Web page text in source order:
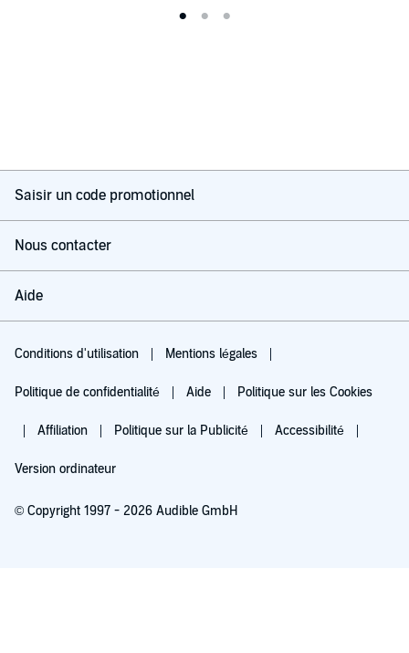
Saisir un code promotionnel
Nous contacter
Aide
Conditions d'utilisation Mentions légales
Politique de confidentialité Aide Politique sur les Cookies
Affiliation Politique sur la Publicité Accessibilité
Version ordinateur
© Copyright 1997 - 2026 Audible GmbH